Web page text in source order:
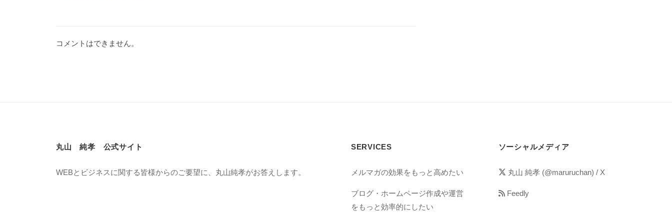
コメントはできません。
丸山 純孝 公式サイト
WEBとビジネスに関する皆様からのご要望に、丸山純孝がお答えします。
SERVICES
メルマガの効果をもっと高めたい
ブログ・ホームページ作成や運営
をもっと効率的にしたい
ソーシャルメディア
丸山 純孝 (@maruruchan) / X
Feedly